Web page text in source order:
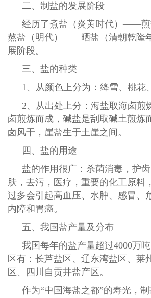
二、制盐的发展阶段
经历了煮盐（炎黄时代） ——煎
熬盐（明代）——晒盐（清朝乾隆
展阶段。
三、盐的种类
1、从颜色上分为：绛雪、桃花
2、从出处上分：海盐取海卤煎
卤煎炼而成，碱盐是刮取碱土煎炼
卤风干，崖盐生于土崖之间。
四、盐的用途
盐的作用很广：杀菌消毒，护
肤，去污，医疗，重要的化工原料
过多会引起高血压、水肿、感冒、
内障和胃癌。
五、我国盐产量及分布
我国每年的盐产量超过4000万
区有：长芦盐区、辽东湾盐区、莱
区、四川自贡井盐产区。
作为“中国海盐之都”的寿光，